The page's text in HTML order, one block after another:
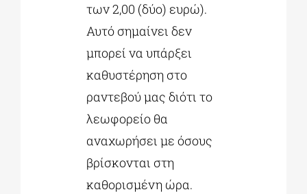
των 2,00 (δύο) ευρώ).
Αυτό σημαίνει δεν
μπορεί να υπάρξει
καθυστέρηση στο
ραντεβού μας διότι το
λεωφορείο θα
αναχωρήσει με όσους
βρίσκονται στη
καθορισμένη ώρα.